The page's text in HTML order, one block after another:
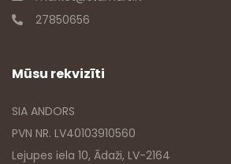
27850656
Mūsu rekvizīti
SIA ANDORS
PVN NR. LV40103910560
Lejupes iela 10, Ādaži, LV-2164